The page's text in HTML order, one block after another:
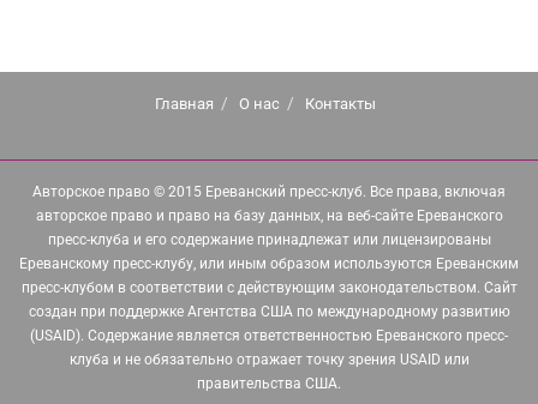
Главная О нас Контакты
Авторское право © 2015 Ереванский пресс-клуб. Все права, включая
авторское право и право на базу данных, на веб-сайте Ереванского
пресс-клуба и его содержание принадлежат или лицензированы
Ереванскому пресс-клубу, или иным образом используются Ереванским
пресс-клубом в соответствии с действующим законодательством. Сайт
создан при поддержке Агентства США по международному развитию
(USAID). Содержание является ответственностью Ереванского пресс-
клуба и не обязательно отражает точку зрения USAID или
правительства США.